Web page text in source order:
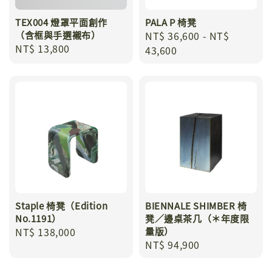
TEX004 燈罩平面創作
（含框與手選襯布）
Regular
NT$ 13,800
PALA P 椅凳
Regular
price
NT$ 36,600 - NT$
43,600
Staple 椅凳（Edition
No.1191）
Regular
NT$ 138,000
BIENNALE SHIMBER 椅
凳／邊桌茶几（＊年度限
量版）
Regular
NT$ 94,900